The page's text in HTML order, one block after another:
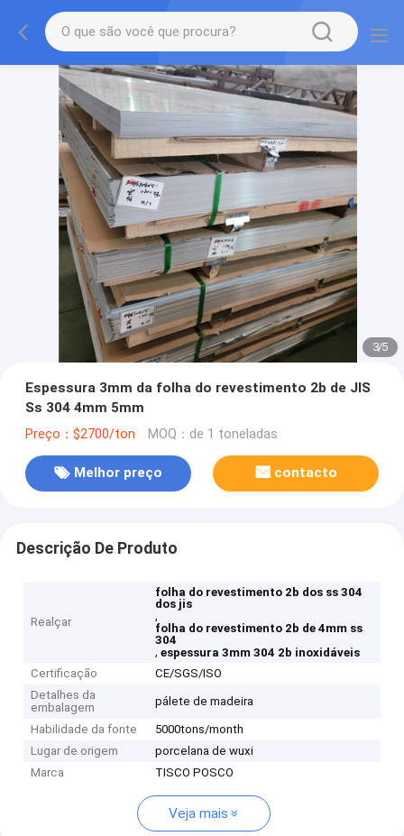
3/5
Espessura 3mm da folha do revestimento 2b de JIS
Ss 304 4mm 5mm
Preço：$2700/ton MOQ：de 1 toneladas
Melhor preço contacto
Descrição De Produto
Realçar
folha do revestimento 2b dos ss 304
dos jis
,
folha do revestimento 2b de 4mm ss
304
,espessura 3mm 304 2b inoxidáveis
Certificação
CE/SGS/ISO
Detalhes da
embalagem
pálete de madeira
Habilidade da fonte
5000tons/month
Lugar de origem
porcelana de wuxi
Marca
TISCO POSCO
Veja mais